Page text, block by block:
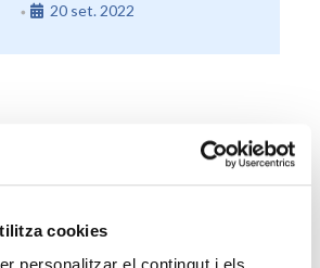
cookies
• 20 set. 2022